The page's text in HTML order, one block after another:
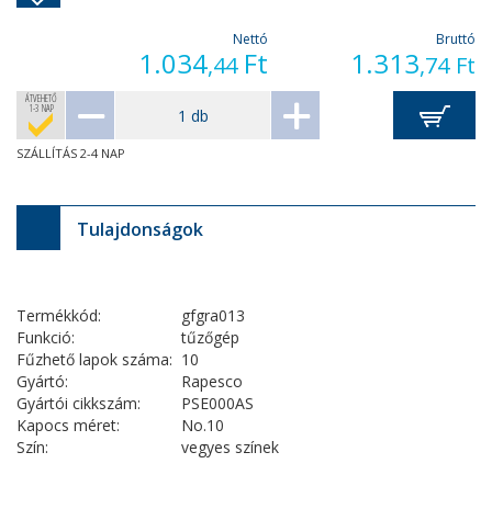
Nettó
1.034,44 Ft
Bruttó
1.313,74 Ft
ÁTVEHETŐ
1-3 NAP
SZÁLLÍTÁS 2-4 NAP
Tulajdonságok
Termékkód:
gfgra013
Funkció:
tűzőgép
Fűzhető lapok száma: 10
Gyártó:
Rapesco
Gyártói cikkszám:
PSE000AS
Kapocs méret:
No.10
Szín:
vegyes színek